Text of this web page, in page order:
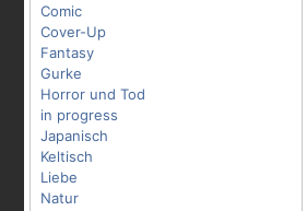
Comic
Cover-Up
Fantasy
Gurke
Horror und Tod
in progress
Japanisch
Keltisch
Liebe
Natur